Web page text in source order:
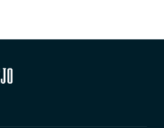
do Ribatejo